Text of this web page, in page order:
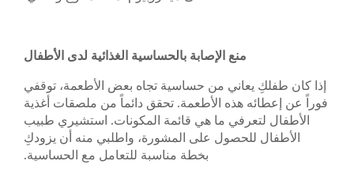
منع الإصابة بالحساسية الغذائية لدى الأطفال
إذا كان طفلكِ يعاني من حساسية تجاه بعض الأطعمة، توقفي
فوراً عن إعطائه هذه الأطعمة. تحقق دائماً من ملصقات أغذية
الأطفال لتعرفي ما هي قائمة المكونات. استشيري طبيب
الأطفال للحصول على المشورة، واطلبي منه أن يزودكِ
بخطة مناسبة للتعامل مع الحساسية.